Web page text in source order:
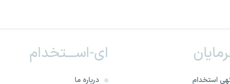
استخدام
ای-اســـتخدام
درباره ما